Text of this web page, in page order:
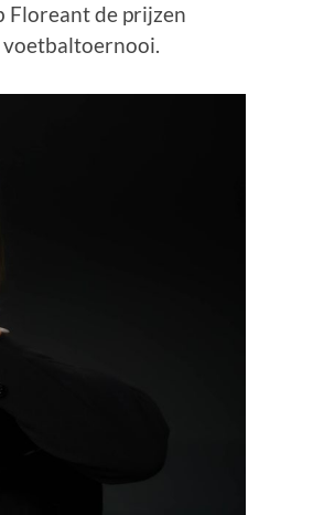
Floreant de prijzen
voetbaltoernooi.